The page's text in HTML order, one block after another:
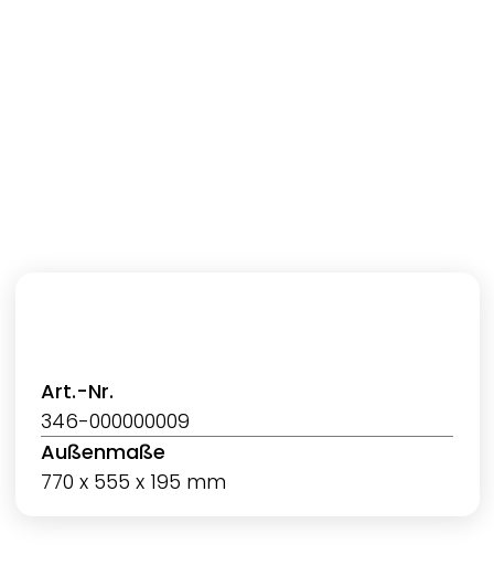
Art.-Nr.
346-000000009
Außenmaße
770 x 555 x 195 mm